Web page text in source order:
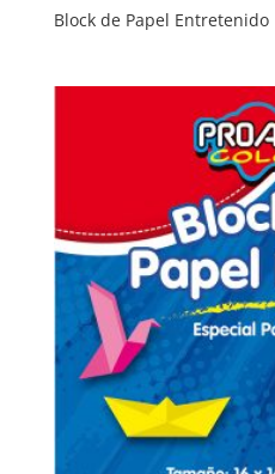
Block de Papel Entretenido